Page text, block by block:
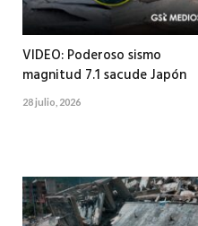
VIDEO: Poderoso sismo
magnitud 7.1 sacude Japón
28 julio, 2026